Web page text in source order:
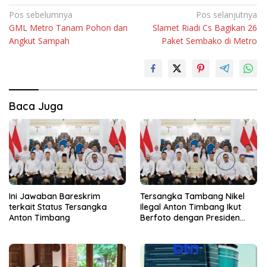
Navigasi
pos
Pos sebelumnya
GML Metro Tanam Pohon dan
Angkut Sampah
Pos selanjutnya
Slamet Riadi Cs Bagikan 26
Paket Sembako di Metro
Baca Juga
Ini Jawaban Bareskrim
terkait Status Tersangka
Anton Timbang
Tersangka Tambang Nikel
Ilegal Anton Timbang Ikut
Berfoto dengan Presiden